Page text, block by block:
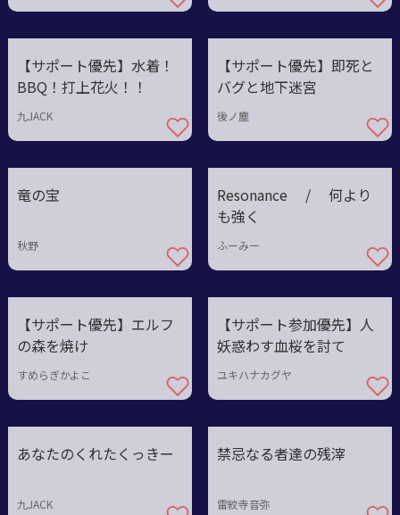
【サポート優先】水着！
BBQ！打上花火！！
九JACK
【サポート優先】即死と
バグと地下迷宮
後ノ塵
竜の宝
秋野
Resonance / 何より
も強く
ふーみー
【サポート優先】エルフ
の森を焼け
すめらぎかよこ
【サポート参加優先】人
妖惑わす血桜を討て
ユキハナカグヤ
あなたのくれたくっきー
九JACK
禁忌なる者達の残滓
雷紋寺音弥